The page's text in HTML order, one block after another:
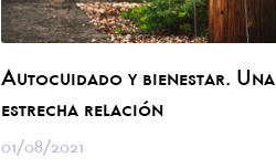
Autocuidado y bienestar. Una
estrecha relación
01/08/2021